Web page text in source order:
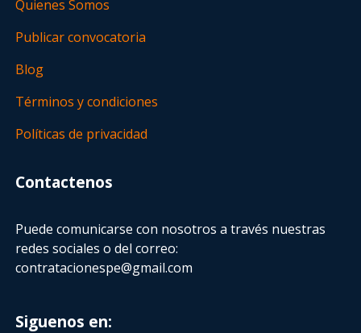
Quienes Somos
Publicar convocatoria
Blog
Términos y condiciones
Políticas de privacidad
Contactenos
Puede comunicarse con nosotros a través nuestras
redes sociales o del correo:
contratacionespe@gmail.com
Siguenos en: